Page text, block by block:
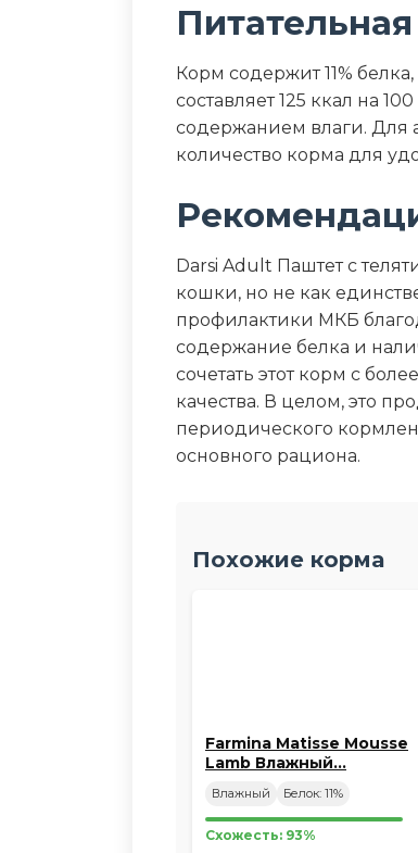
Корм содержит 11%
составляет 125 ккал на
содержанием влаги. Для
количество корма для
Darsi Adult Паштет с
кошки, но не как
профилактики МКБ
содержание белка и
сочетать этот корм с
качества. В целом, это
периодического
основного рациона.
Похожие корма
Farmina Matisse Mousse
Lamb Влажный…
Влажный Белок: 11%
Схожесть: 93%